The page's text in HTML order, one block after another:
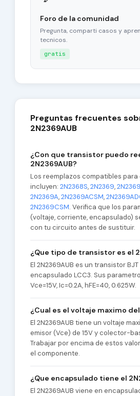
Foro de la comunidad
Pregunta, comparti casos y
tecnicos.
gratis
Preguntas frecuentes
2N2369AUB
¿Con que transistor puedo
2N2369AUB?
Los reemplazos compatibles para
incluyen: 2N2368S,2N2369,
2N2369A,2N2369ACSM,
2N2369CSM. Verifica que los
(voltaje, corriente, encapsulado)
con tu circuito antes de sustituir.
¿Que tipo de transistor es el
El 2N2369AUB es un transistor BJT
encapsulado LCC3. Sus
Vce=15V, Ic=0.2A, hFE=40, 0.625W.
¿Cual es el voltaje maximo
El 2N2369AUB tiene un voltaje
emisor (Vce) de 15V y colector-
Trabajar por encima de estos
el componente.
¿Que encapsulado tiene el
El 2N2369AUB viene en